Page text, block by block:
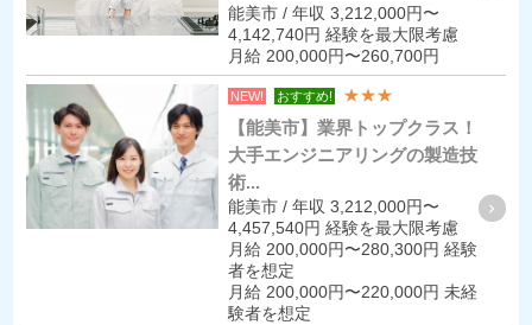
能美市 / 年収 3,212,000円〜
4,142,740円 経験を最大限考慮
月給 200,000円〜260,700円
NEW! おすすめ! ★★★
【能美市】業界トップクラス！
大手エンジニアリングの製造技
術...
能美市 / 年収 3,212,000円〜
4,457,540円 経験を最大限考慮
月給 200,000円〜280,300円 経験
者を想定
月給 200,000円〜220,000円 未経
験者を想定